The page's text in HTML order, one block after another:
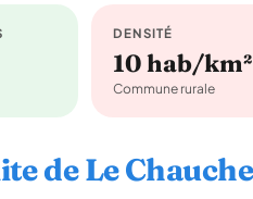
DENSITÉ
10 hab/km²
Commune rurale
de Le